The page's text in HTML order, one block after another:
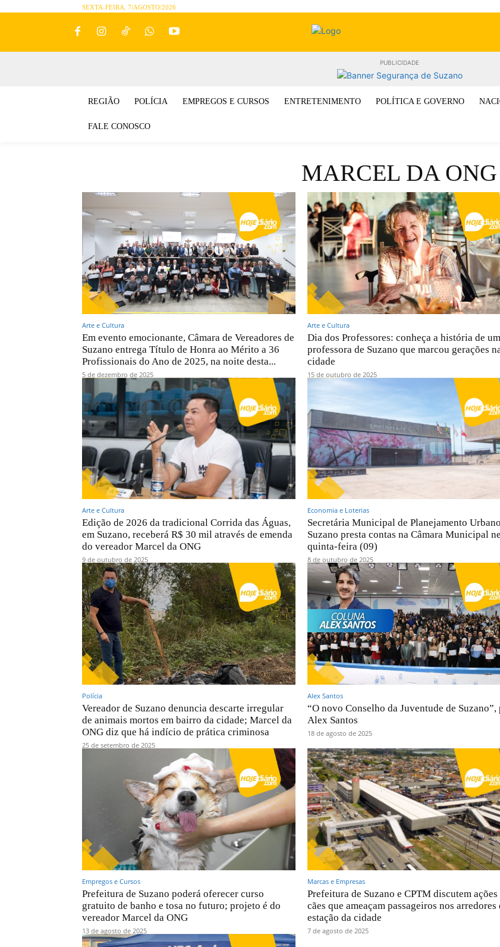
SEXTA-FEIRA, 7/AGOSTO/2026
PUBLICIDADE
REGIÃO POLÍCIA EMPREGOS E CURSOS ENTRETENIMENTO POLÍTICA E GOVERNO
FALE CONOSCO
MARCEL DA ONG
Arte e Cultura
Em evento emocionante, Câmara de Vereadores de
Suzano entrega Título de Honra ao Mérito a 36
Profissionais do Ano de 2025, na noite desta...
5 de dezembro de 2025
Arte e Cultura
Dia dos Professores: conheça a história de
professora de Suzano que marcou gerações
cidade
15 de outubro de 2025
Arte e Cultura
Edição de 2026 da tradicional Corrida das Águas,
em Suzano, receberá R$ 30 mil através de emenda
do vereador Marcel da ONG
9 de outubro de 2025
Economia e Loterias
Secretária Municipal de Planejamento
Suzano presta contas na Câmara Municipal
quinta-feira (09)
8 de outubro de 2025
Polícia
Vereador de Suzano denuncia descarte irregular
de animais mortos em bairro da cidade; Marcel da
ONG diz que há indício de prática criminosa
25 de setembro de 2025
Alex Santos
“O novo Conselho da Juventude de Suzano”,
Alex Santos
18 de agosto de 2025
Empregos e Cursos
Prefeitura de Suzano poderá oferecer curso
gratuito de banho e tosa no futuro; projeto é do
vereador Marcel da ONG
13 de agosto de 2025
Marcas e Empresas
Prefeitura de Suzano e CPTM discutem ações
cães que ameaçam passageiros nos arredores
estação da cidade
7 de agosto de 2025